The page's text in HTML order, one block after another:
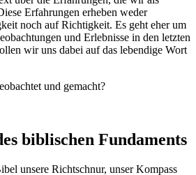
Erfahrungen erheben weder
noch auf Richtigkeit. Es geht eher um
und Erlebnisse in den letzten
wir uns dabei auf das lebendige Wort
und gemacht?
biblischen Fundaments
unsere Richtschnur, unser Kompass